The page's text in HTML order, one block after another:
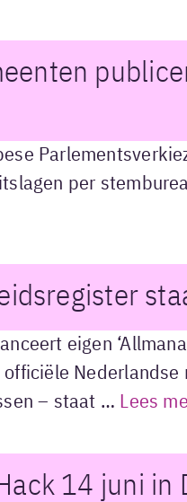
per
eigen
– staat … Lees
14 juni in